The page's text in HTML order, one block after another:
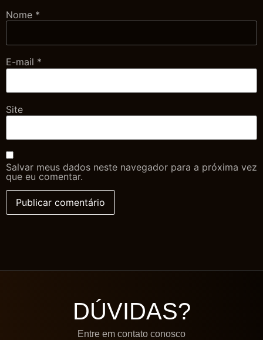
Nome *
E-mail *
Site
Salvar meus dados neste navegador para a próxima vez
que eu comentar.
DÚVIDAS?
Entre em contato conosco